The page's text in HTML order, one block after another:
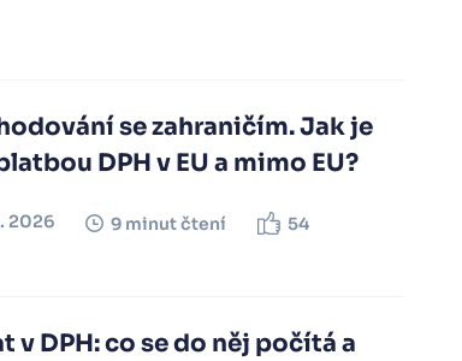
se zahraničím. Jak je
DPH v EU a mimo EU?
2026 9 minut čtení 54
v DPH: co se do něj počítá a